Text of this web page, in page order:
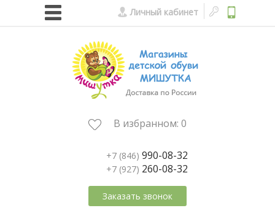
Личный кабинет
В избранном: 0
+7 (846) 990-08-32
+7 (927) 260-08-32
Заказать звонок